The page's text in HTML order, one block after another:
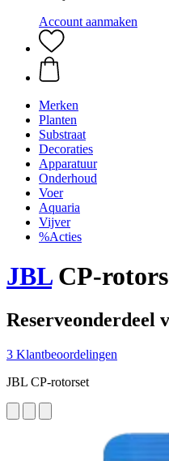
Account aanmaken
Merken
Planten
Substraat
Decoraties
Apparatuur
Onderhoud
Voer
Aquaria
Vijver
%Acties
JBLCP-
3 Klantbeoordelingen
JBL CP-rotorset